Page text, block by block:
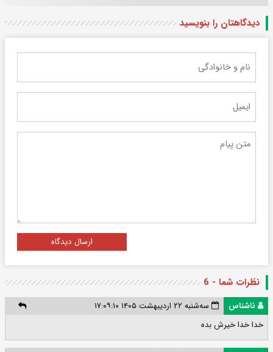
دیدگاهتان را بنویسید
ارسال دیدگاه
نظرات شما - 6
ناشناس
سه‌شنبه ۲۲ اردیبهشت ۱۴۰۵ ۱۷:۰۹:۱۰
خدا خدا خیرش بده